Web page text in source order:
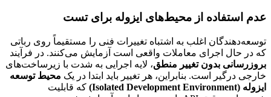
عدم استفاده از محیط‌های ایزوله برای تست
توسعه‌دهندگان اغلب به اشتباه تغییرات فنی را مستقیماً روی رباتی
که در حال اجرای معاملات واقعی است آزمایش می‌کنند. در فرآیند
بروزرسانی بدون تغییر منطق، لایه اجرایی به شدت با زیرساخت‌های
خارجی درگیر است. بنابراین، هر تغییر باید ابتدا در یک محیط توسعه
ایزوله (Isolated Development Environment)
که قابلیت